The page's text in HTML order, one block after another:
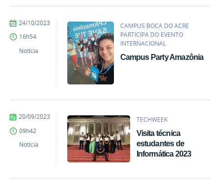
CAMPUS BOCA DO ACRE
PARTICIPA DO EVENTO
INTERNACIONAL
Campus Party Amazônia
por
Gomes
Acre
publicado
24/10/2023
16h54
Notícia
TECHWEEK
Visita técnica
estudantes de
Informática 2023
por
Gomes
Boca
publicado
20/09/2023
09h42
Notícia